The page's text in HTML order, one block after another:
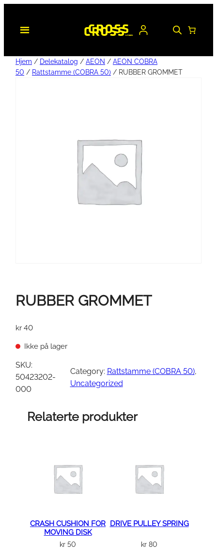
Hjem / Delekatalog / AEON / AEON COBRA
50 / Rattstamme (COBRA 50) / RUBBER GROMMET
RUBBER GROMMET
kr 40
Ikke på lager
SKU:
50423202-
000
Category: Rattstamme (COBRA 50)
Uncategorized
Relaterte produkter
CRASH CUSHION FOR
MOVING DISK
kr 50
DRIVE PULLEY SPRING
kr 80